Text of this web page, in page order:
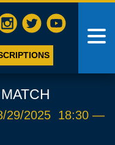
29/2025 18:30 —